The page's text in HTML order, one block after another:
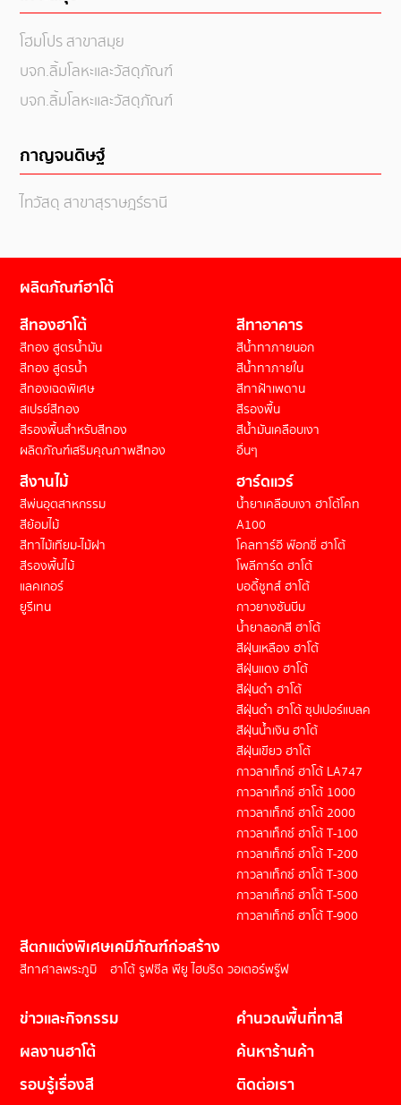
โฮมโปร สาขาสมุย
บจก.ลิ้มโลหะและวัสดุภัณฑ์
บจก.ลิ้มโลหะและวัสดุภัณฑ์
กาญจนดิษฐ์
ไทวัสดุ สาขาสุราษฎร์ธานี
ผลิตภัณฑ์ฮาโต้
สีทองฮาโต้
สีทอง สูตรน้ำมัน
สีทอง สูตรน้ำ
สีทองเฉดพิเศษ
สเปรย์สีทอง
สีรองพื้นสำหรับสีทอง
ผลิตภัณฑ์เสริมคุณภาพสีทอง
สีทาอาคาร
สีน้ำทาภายนอก
สีน้ำทาภายใน
สีทาฝ้าเพดาน
สีรองพื้น
สีน้ำมันเคลือบเงา
อื่นๆ
สีงานไม้
สีพ่นอุตสาหกรรม
สีย้อมไม้
สีทาไม้เทียม-ไม้ฝา
สีรองพื้นไม้
แลคเกอร์
ยูรีเทน
ฮาร์ดแวร์
น้ำยาเคลือบเงา ฮาโต้โคท
A100
โคลทาร์อี พ๊อกซี่ ฮาโต้
โพลีการ์ด ฮาโต้
บอดี้ชูทส์ ฮาโต้
กาวยางซันบีม
น้ำยาลอกสี ฮาโต้
สีฝุ่นเหลือง ฮาโต้
สีฝุ่นแดง ฮาโต้
สีฝุ่นดำ ฮาโต้
สีฝุ่นดำ ฮาโต้ ซุปเปอร์แบลค
สีฝุ่นน้ำเงิน ฮาโต้
สีฝุ่นเขียว ฮาโต้
กาวลาเท็กซ์ ฮาโต้ LA747
กาวลาเท็กซ์ ฮาโต้ 1000
กาวลาเท็กซ์ ฮาโต้ 2000
กาวลาเท็กซ์ ฮาโต้ T-100
กาวลาเท็กซ์ ฮาโต้ T-200
กาวลาเท็กซ์ ฮาโต้ T-300
กาวลาเท็กซ์ ฮาโต้ T-500
กาวลาเท็กซ์ ฮาโต้ T-900
สีตกแต่งพิเศษ
สีทาศาลพระภูมิ
เคมีภัณฑ์ก่อสร้าง
ฮาโต้ รูฟซีล พียู ไฮบริด วอเตอร์พรู๊ฟ
ข่าวและกิจกรรม
คำนวณพื้นที่ทาสี
ผลงานฮาโต้
ค้นหาร้านค้า
รอบรู้เรื่องสี
ติดต่อเรา